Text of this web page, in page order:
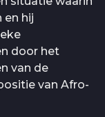
en hij
door het
van de
van Afro-